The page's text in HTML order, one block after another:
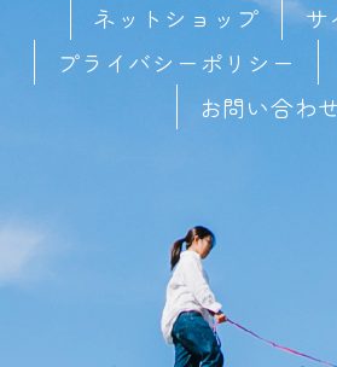
ネットショップ
サ
プライバシーポリシー
お問い合わ